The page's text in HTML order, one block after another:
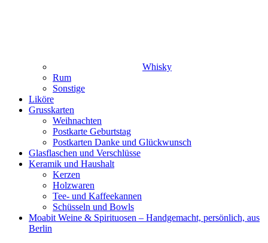
Whisky
Rum
Sonstige
Liköre
Grusskarten
Weihnachten
Postkarte Geburtstag
Postkarten Danke und Glückwunsch
Glasflaschen und Verschlüsse
Keramik und Haushalt
Kerzen
Holzwaren
Tee- und Kaffeekannen
Schüsseln und Bowls
Moabit Weine & Spirituosen – Handgemacht, persönlich, aus
Berlin